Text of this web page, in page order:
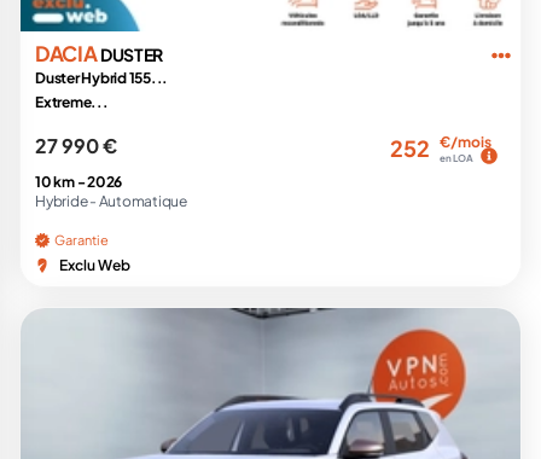
DACIADUSTER
Duster Hybrid 155...
Extreme...
27 990 € 252 €/mois
en LOA
10 km -2026
Hybride - Automatique
Garantie
Exclu Web